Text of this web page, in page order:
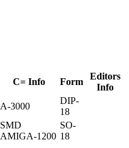
C= Info Form
Editors
Info
A-3000
DIP-
18
SMD
AMIGA-1200
SO-
18